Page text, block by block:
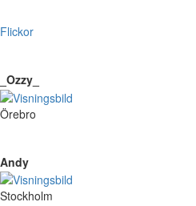
Flickor
_Ozzy_
Örebro
Andy
Stockholm